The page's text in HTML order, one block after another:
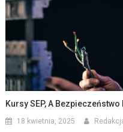
Kursy SEP, A
18 kwietnia, 2025